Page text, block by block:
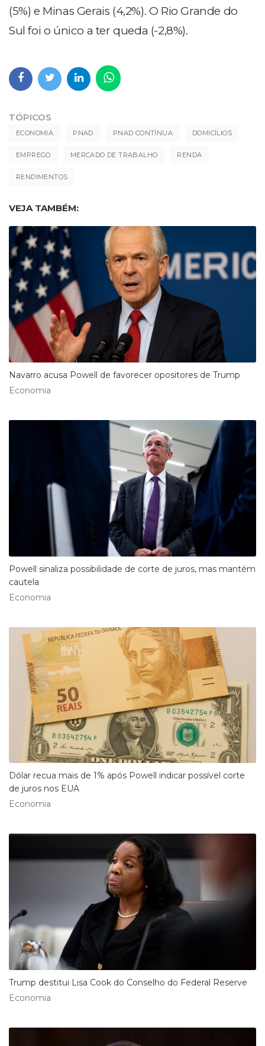
(5%) e Minas Gerais (4,2%). O Rio Grande do
Sul foi o único a ter queda (-2,8%).
TÓPICOS
ECONOMIA PNAD PNAD CONTÍNUA DOMICÍLIOS
EMPREGO MERCADO DE TRABALHO RENDA
RENDIMENTOS
VEJA TAMBÉM:
Navarro acusa Powell de favorecer opositores de Trump
Economia
Powell sinaliza possibilidade de corte de juros, mas mantém
cautela
Economia
Dólar recua mais de 1% após Powell indicar possível corte
de juros nos EUA
Economia
Trump destitui Lisa Cook do Conselho do Federal Reserve
Economia